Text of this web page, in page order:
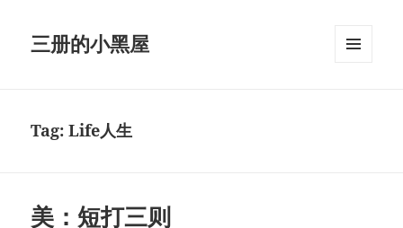
三册的小黑屋
Tag:Life人生
美：短打三则